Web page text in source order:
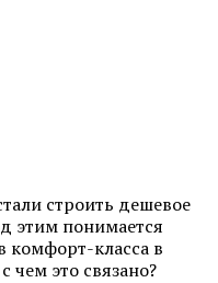
строить дешевое
этим понимается
комфорт-класса в
чем это связано?